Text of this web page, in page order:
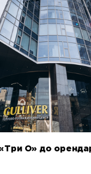
О» до